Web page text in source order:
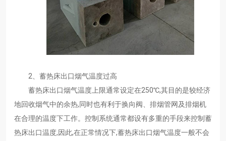
2、蓄热床出口烟气温度过高
蓄热床出口烟气温度上限通常设定在250℃,其目的是较经济
地回收烟气中的余热,同时也有利于换向阀、排烟管网及排烟机
在合理的温度下工作。控制系统通常都设有多重的手段来控制蓄
热床出口温度,因此,在正常情况下,蓄热床出口烟气温度一般不会